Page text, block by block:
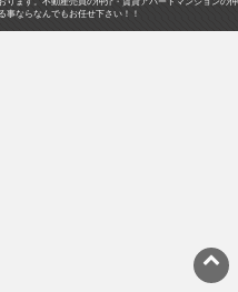
ります。不動産売買の仲介・賃貸アパートマンションの仲
事ならなんでもお任せ下さい！！